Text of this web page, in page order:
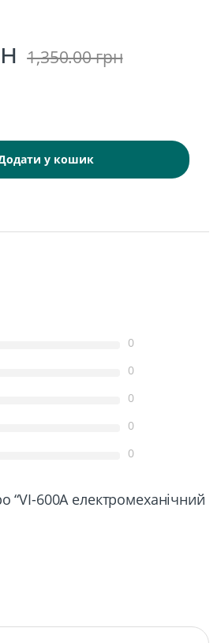
1,350.00грн
у кошик
0
0
0
0
0
“VI-600A електромеханічний